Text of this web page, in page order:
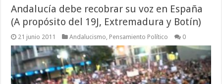
Andalucía debe recobrar su voz en España
(A propósito del 19J, Extremadura y Botín)
21 junio 2011 Andalucismo, Pensamiento Político 0